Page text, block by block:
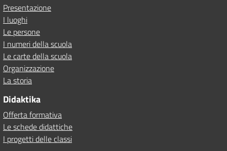
Presentazione
I luoghi
Le persone
I numeri della scuola
Le carte della scuola
Organizzazione
La storia
Didaktika
Offerta formativa
Le schede didattiche
I progetti delle classi